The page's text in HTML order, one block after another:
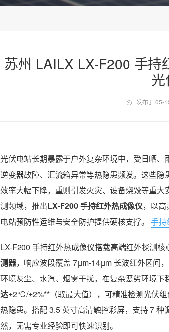
苏州 LAILX LX-F200 手持
发布于 05-
光伏电站长期暴露于户外复杂环境中，受日晒、
逆变器故障、汇流箱异常等热隐患频发。这些
效率大幅下降，重则引发火灾、设备烧毁等重
测领域，推出LX-F200 手持红外热成像仪，以
电站预防性运维与安全防护提供硬核支撑。
手持
LX-F200 手持红外热成像仪搭载高端红外探测
测器，响应波段覆盖 7μm-14μm 长波红外区间
环境灰尘、水汽、烟雾干扰，在复杂恶劣环境
达±2℃/±2%**（取最大值），可精准检测光伏
热隐患。搭配 3.5 英寸高清触控彩屏，支持 7
然，无需专业经验即可快速识别。